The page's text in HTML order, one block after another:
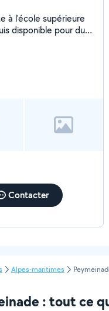
Contacter
Alpes-maritimes
: tout ce